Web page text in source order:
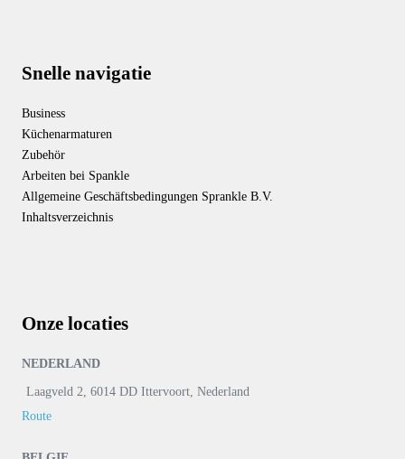
Snelle navigatie
Business
Küchenarmaturen
Zubehör
Arbeiten bei Spankle
Allgemeine Geschäftsbedingungen Sprankle B.V.
Inhaltsverzeichnis
Onze locaties
NEDERLAND
Laagveld 2, 6014 DD Ittervoort, Nederland
Route